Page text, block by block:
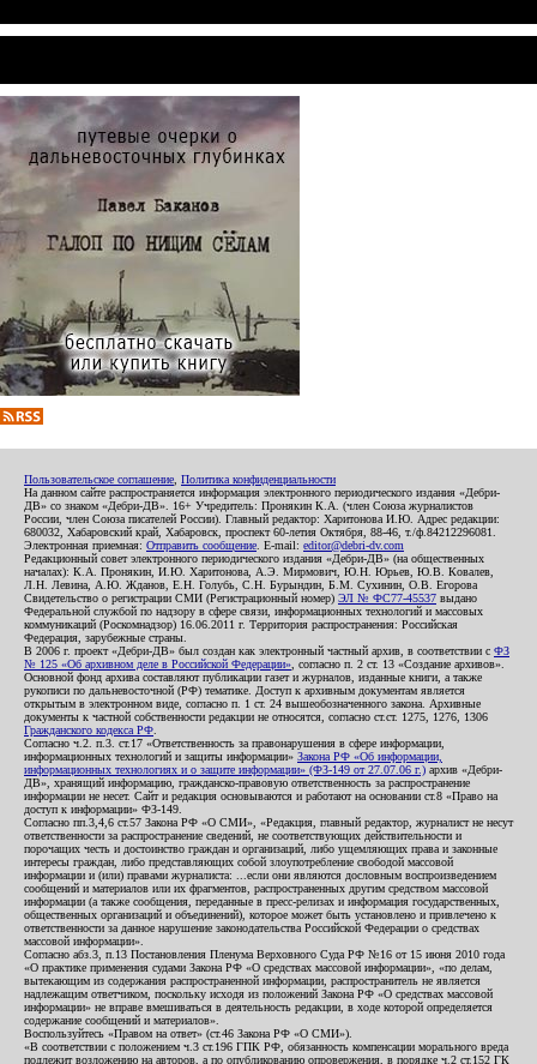
Пользовательское соглашение Политика конфиденциальности
На данном сайте распространяется информация электронного периодического издания «Дебри-
ДВ» со знаком «Дебри-ДВ». 16+ Учредитель: Пронякин К.А. (член Союза журналистов
России, член Союза писателей России). Главный редактор: Харитонова И.Ю. Адрес редакции:
680032, Хабаровский край, Хабаровск, проспект 60-летия Октября, 88-46, т./ф.84212296081.
Электронная приемная: Отправить сообщение . E-mail: editor@debri-dv.com
Редакционный совет электронного периодического издания «Дебри-ДВ» (на общественных
началах): К.А. Пронякин, И.Ю. Харитонова, А.Э. Мирмович, Ю.Н. Юрьев, Ю.В. Ковалев,
Л.Н. Левина, А.Ю. Жданов, Е.Н. Голубь, С.Н. Бурындин, Б.М. Сухинин, О.В. Егорова
Свидетельство о регистрации СМИ (Регистрационный номер) ЭЛ № ФС77-45537 выдано
Федеральной службой по надзору в сфере связи, информационных технологий и массовых
коммуникаций (Роскомнадзор) 16.06.2011 г. Территория распространения: Российская
Федерация, зарубежные страны.
В 2006 г. проект «Дебри-ДВ» был создан как электронный частный архив, в соответствии с ФЗ
№ 125 «Об архивном деле в Российской Федерации» , согласно п. 2 ст. 13 «Создание архивов».
Основной фонд архива составляют публикации газет и журналов, изданные книги, а также
рукописи по дальневосточной (РФ) тематике. Доступ к архивным документам является
открытым в электронном виде, согласно п. 1 ст. 24 вышеобозначенного закона. Архивные
документы к частной собственности редакции не относятся, согласно ст.ст. 1275, 1276, 1306
Гражданского кодекса РФ
Согласно ч.2. п.3. ст.17 «Ответственность за правонарушения в сфере информации,
информационных технологий и защиты информации» Закона РФ «Об информации,
информационных технологиях и о защите информации» (ФЗ-149 от 27.07.06 г.) архив «Дебри-
ДВ», хранящий информацию, гражданско-правовую ответственность за распространение
информации не несет. Сайт и редакция основываются и работают на основании ст.8 «Право на
доступ к информации» ФЗ-149.
Согласно пп.3,4,6 ст.57 Закона РФ «О СМИ», «Редакция, главный редактор, журналист не несут
ответственности за распространение сведений, не соответствующих действительности и
порочащих честь и достоинство граждан и организаций, либо ущемляющих права и законные
интересы граждан, либо представляющих собой злоупотребление свободой массовой
информации и (или) правами журналиста: ...если они являются дословным воспроизведением
сообщений и материалов или их фрагментов, распространенных другим средством массовой
информации (а также сообщения, переданные в пресс-релизах и информация государственных,
общественных организаций и объединений), которое может быть установлено и привлечено к
ответственности за данное нарушение законодательства Российской Федерации о средствах
массовой информации».
Согласно абз.3, п.13 Постановления Пленума Верховного Суда РФ №16 от 15 июня 2010 года
«О практике применения судами Закона РФ «О средствах массовой информации», «по делам,
вытекающим из содержания распространенной информации, распространитель не является
надлежащим ответчиком, поскольку исходя из положений Закона РФ «О средствах массовой
информации» не вправе вмешиваться в деятельность редакции, в ходе которой определяется
содержание сообщений и материалов».
Воспользуйтесь «Правом на ответ» (ст.46 Закона РФ «О СМИ»).
«В соответствии с положением ч.3 ст.196 ГПК РФ, обязанность компенсации морального вреда
подлежит возложению на авторов, а по опубликованию опровержения, в порядке ч.2 ст.152 ГК